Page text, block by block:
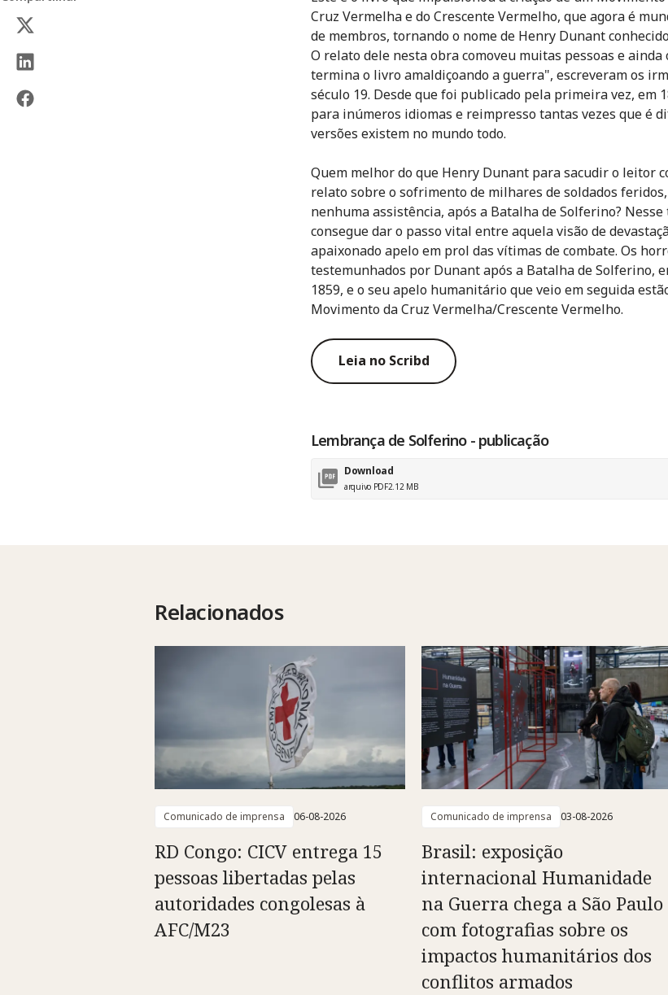
Cruz Vermelha e do Crescente Vermelho, que agora é
de membros, tornando o nome de Henry Dunant
O relato dele nesta obra comoveu muitas pessoas e ainda
termina o livro amaldiçoando a guerra", escreveram os
século 19. Desde que foi publicado pela primeira vez, em
para inúmeros idiomas e reimpresso tantas vezes que é
versões existem no mundo todo.
Quem melhor do que Henry Dunant para sacudir o leitor
relato sobre o sofrimento de milhares de soldados
nenhuma assistência, após a Batalha de Solferino?
consegue dar o passo vital entre aquela visão de
apaixonado apelo em prol das vítimas de combate. Os
testemunhados por Dunant após a Batalha de Solferino,
1859, e o seu apelo humanitário que veio em seguida
Movimento da Cruz Vermelha/Crescente Vermelho.
Leia no Scribd
Lembrança de Solferino - publicação
Download
arquivo PDF2.12 MB
Relacionados
Comunicado de imprensa 06-08-2026
RD Congo: CICV entrega 15
pessoas libertadas pelas
autoridades congolesas à
AFC/M23
Comunicado de imprensa 03-08-2026
Brasil: exposição
internacional Humanidade
na Guerra chega a São Paulo
com fotografias sobre os
impactos humanitários dos
conflitos armados